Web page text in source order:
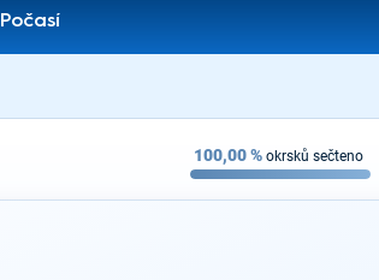
Počasí
100,00% okrsků sečteno